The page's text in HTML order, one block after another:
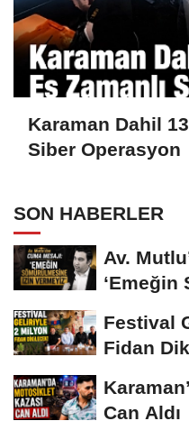
Karaman Dahil
Siber Operasyon
SON HABERLER
Av.
‘Emeğin
Festival
Fidan
Can Aldı